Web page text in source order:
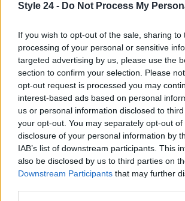
Style 24 - Do Not Process My
If you wish to opt-out of the sale, sharing to
processing of your personal or sensitive
targeted advertising by us, please use the
section to confirm your selection. Please
opt-out request is processed you may
interest-based ads based on personal
us or personal information disclosed to
your opt-out. You may separately opt-out
disclosure of your personal information by
IAB’s list of downstream participants. This
also be disclosed by us to third parties on
Downstream Participants that may further
AUTORE